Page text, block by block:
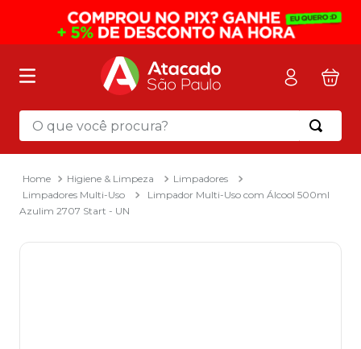
O que você procura?
Higiene & Limpeza
Limpadores
Limpadores Multi-Uso
Limpador Multi-Uso com Álcool 500ml
Azulim 2707 Start - UN
Termos mais buscados
mochila
2º sacola